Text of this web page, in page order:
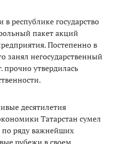
республике государство
пакет акций
Постепенно в
занял негосударственный
прочно утвердилась
десятилетия
Татарстан сумел
по ряду важнейших